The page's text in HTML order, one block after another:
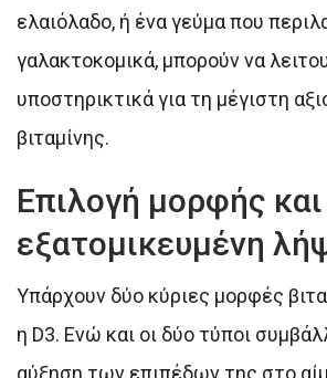
ελαιόλαδο, ή ένα γεύμα που
γαλακτοκομικά, μπορούν να
υποστηρικτικά για τη μέγιστη
βιταμίνης.
Επιλογή μορφής και
εξατομικευμένη
Υπάρχουν δύο κύριες μορφές
η D3. Ενώ και οι δύο τύποι
αύξηση των επιπέδων της στο